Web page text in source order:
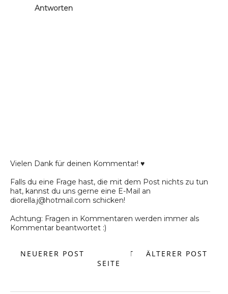
Antworten
Vielen Dank für deinen Kommentar! ♥
Falls du eine Frage hast, die mit dem Post nichts zu tun
hat, kannst du uns gerne eine E-Mail an
diorella.j@hotmail.com schicken!
Achtung: Fragen in Kommentaren werden immer als
Kommentar beantwortet :)
NEUERER POST ÄLTERER POST
START
SEITE